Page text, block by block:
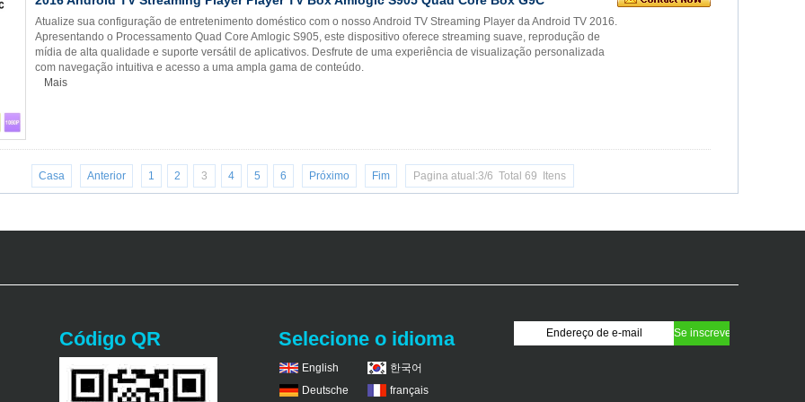
Atualize sua configuração de entretenimento doméstico com o nosso Android TV Streaming Player da Android TV 2016.
Apresentando o Processamento Quad Core Amlogic S905, este dispositivo oferece streaming suave, reprodução de
mídia de alta qualidade e suporte versátil de aplicativos. Desfrute de uma experiência de visualização personalizada
com navegação intuitiva e acesso a uma ampla gama de conteúdo.
Mais
Casa Anterior 1 2 3 4 5 6 Próximo Fim Pagina atual:3/6 Total 69 Itens
Código QR Selecione o idioma
English
한국어
Deutsche
français